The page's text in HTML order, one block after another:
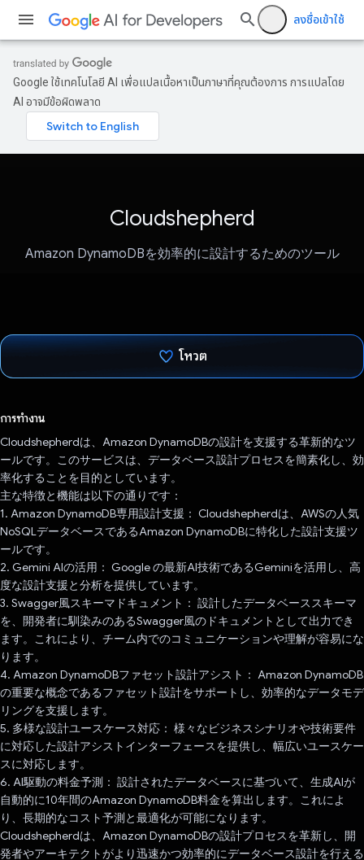
ลงชื่อเข้าใช้
Google ใช้เทคโนโลยี AI เพื่อแปลเนื้อหาเป็นภาษาที่คุณต้องการ การแปลโดย
AI อาจมีข้อผิดพลาด
Cloudshepherd
Amazon DynamoDBを効率的に設計するためのツール
โหวต
การทำงาน
Cloudshepherdは、Amazon DynamoDBの設計を支援する革新的なツ
ールです。このサービスは、データベース設計プロセスを簡素化し、効
率化することを目的としています。
主な特徴と機能は以下の通りです：
1. Amazon DynamoDB専用設計支援： Cloudshepherdは、AWSの人気
NoSQLデータベースであるAmazon DynamoDBに特化した設計支援ツ
ールです。
2. Gemini AIの活用： Google の最新AI技術であるGeminiを活用し、高
度な設計支援と分析を提供しています。
3. Swagger風スキーマドキュメント： 設計したデータベーススキーマ
を、開発者に馴染みのあるSwagger風のドキュメントとして出力でき
ます。これにより、チーム内でのコミュニケーションや理解が容易にな
ります。
4. Amazon DynamoDBファセット設計アシスト： Amazon DynamoDB
の重要な概念であるファセット設計をサポートし、効率的なデータモデ
リングを支援します。
5. 多様な設計ユースケース対応： 様々なビジネスシナリオや技術要件
に対応した設計アシストインターフェースを提供し、幅広いユースケー
スに対応します。
6. AI駆動の料金予測： 設計されたデータベースに基づいて、生成AIが
自動的に10年間のAmazon DynamoDB料金を算出します。これによ
り、長期的なコスト予測と最適化が可能になります。
Cloudshepherdは、Amazon DynamoDBの設計プロセスを革新し、開
発者やアーキテクトがより迅速かつ効率的にデータベース設計を行える